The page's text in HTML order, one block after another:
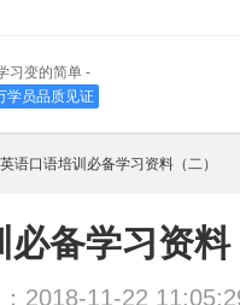
习变的简单 -
学员品质见证
语口语培训必备学习资料（二）
备学习资料
2018-11-22